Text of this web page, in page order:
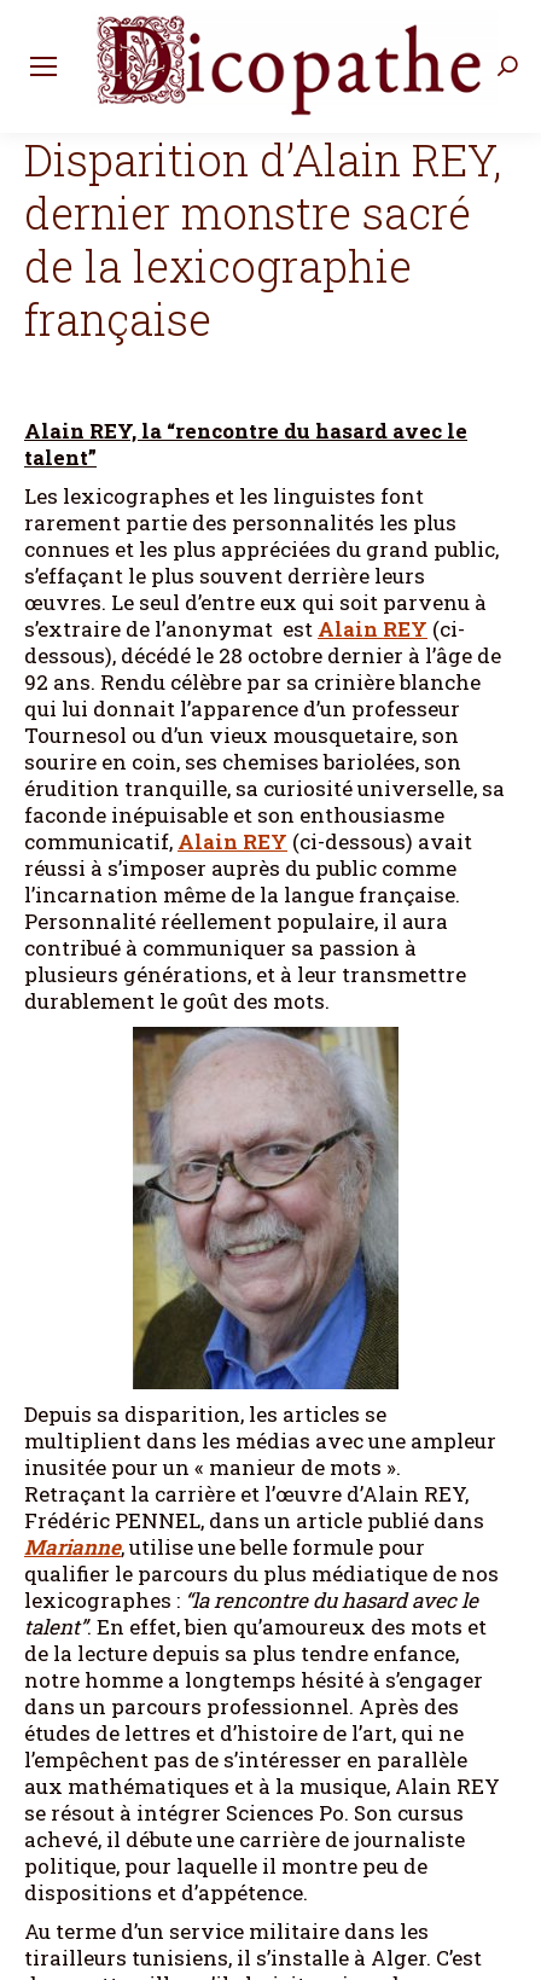
Disparition d’Alain REY,
dernier monstre sacré
de la lexicographie
française
Alain REY, la “rencontre du hasard avec le
talent”
Les lexicographes et les linguistes font
rarement partie des personnalités les plus
connues et les plus appréciées du grand public,
s’effaçant le plus souvent derrière leurs
œuvres. Le seul d’entre eux qui soit parvenu à
s’extraire de l’anonymat est Alain REY (ci-
dessous), décédé le 28 octobre dernier à l’âge de
92 ans. Rendu célèbre par sa crinière blanche
qui lui donnait l’apparence d’un professeur
Tournesol ou d’un vieux mousquetaire, son
sourire en coin, ses chemises bariolées, son
érudition tranquille, sa curiosité universelle, sa
faconde inépuisable et son enthousiasme
communicatif, Alain REY (ci-dessous) avait
réussi à s’imposer auprès du public comme
l’incarnation même de la langue française.
Personnalité réellement populaire, il aura
contribué à communiquer sa passion à
plusieurs générations, et à leur transmettre
durablement le goût des mots.
Depuis sa disparition, les articles se
multiplient dans les médias avec une ampleur
inusitée pour un « manieur de mots ».
Retraçant la carrière et l’œuvre d’Alain REY,
Frédéric PENNEL, dans un article publié dans
Marianne, utilise une belle formule pour
qualifier le parcours du plus médiatique de nos
lexicographes : “la rencontre du hasard avec le
talent”. En effet, bien qu’amoureux des mots et
de la lecture depuis sa plus tendre enfance,
notre homme a longtemps hésité à s’engager
dans un parcours professionnel. Après des
études de lettres et d’histoire de l’art, qui ne
l’empêchent pas de s’intéresser en parallèle
aux mathématiques et à la musique, Alain REY
se résout à intégrer Sciences Po. Son cursus
achevé, il débute une carrière de journaliste
politique, pour laquelle il montre peu de
dispositions et d’appétence.
Au terme d’un service militaire dans les
tirailleurs tunisiens, il s’installe à Alger. C’est